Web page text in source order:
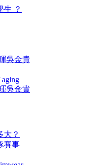
 ？
吳金貴
aging
吳金貴
？
賽事